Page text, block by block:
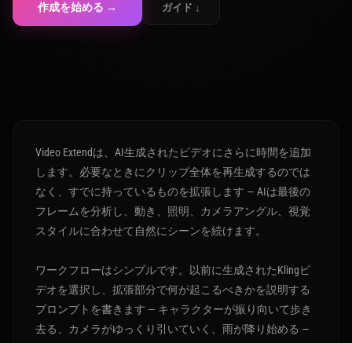
作成を始める → ガイド ↓
Video Extendは、AI生成されたビデオにさらに時間を追加
します。必要なときにクリップ全体を再生成するのでは
なく、すでに持っているものを拡張します — AIは最後の
フレームを分析し、動き、照明、カメラアングル、視覚
スタイルに合わせて自然にシーンを続けます。
ワークフローはシンプルです。以前に生成されたKlingビ
デオを選択し、拡張部分で何が起こるべきかを説明する
プロンプトを書きます — キャラクターが振り向いて歩き
去る、カメラがゆっくり引いていく、雨が降り始める —